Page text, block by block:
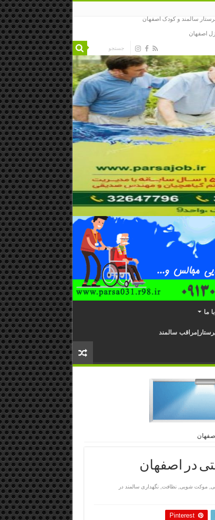
سالمند و کودک اصفهان
اصفهان
ما
سالمند
در اصفهان
موکت شویی نظافت نگهداری سالمند در
Pinterest